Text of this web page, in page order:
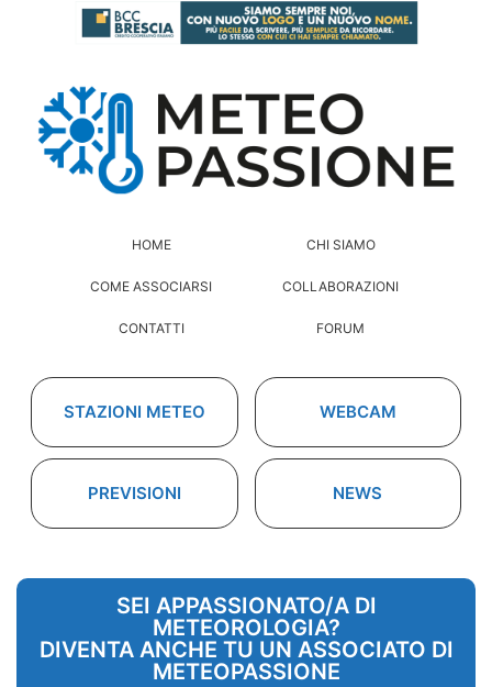
HOME CHI SIAMO
COME ASSOCIARSI COLLABORAZIONI
CONTATTI FORUM
STAZIONI METEO WEBCAM
PREVISIONI NEWS
SEI APPASSIONATO/A DI
METEOROLOGIA?
DIVENTA ANCHE TU UN ASSOCIATO DI
METEOPASSIONE